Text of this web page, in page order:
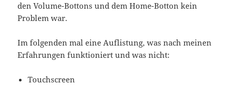
den Volume-Bottons und dem Home-Botton kein
Problem war.
Im folgenden mal eine Auflistung, was nach meinen
Erfahrungen funktioniert und was nicht:
Touchscreen